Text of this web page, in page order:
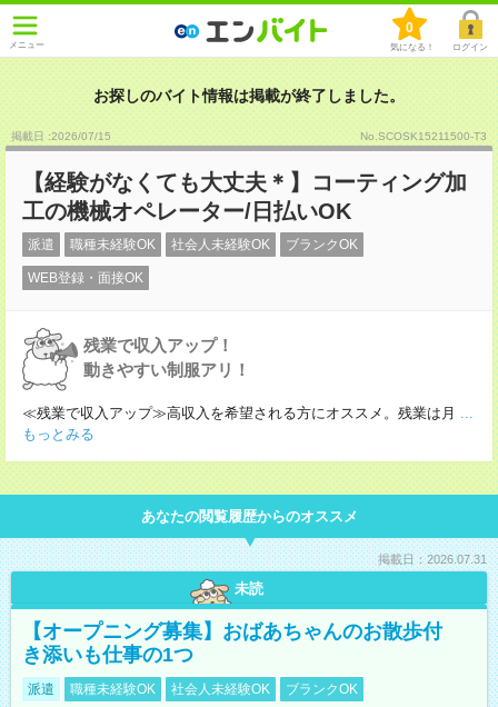
メニュー
0
気になる！ ログイン
お探しのバイト情報は掲載が終了しました。
掲載日 :2026/07/15 No.SCOSK15211500-T3
【経験がなくても大丈夫＊】コーティング加
工の機械オペレーター/日払いOK
派遣 職種未経験OK 社会人未経験OK ブランクOK
WEB登録・面接OK
残業で収入アップ！
動きやすい制服アリ！
≪残業で収入アップ≫高収入を希望される方にオススメ。残業は月 ...
もっとみる
あなたの閲覧履歴からのオススメ
掲載日：2026.07.31
未読
【オープニング募集】おばあちゃんのお散歩付
き添いも仕事の1つ
派遣 職種未経験OK 社会人未経験OK
ブランクOK